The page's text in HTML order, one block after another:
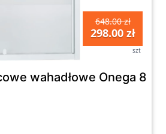
648.00 zł
298.00 zł
szt
wahadłowe Onega 80